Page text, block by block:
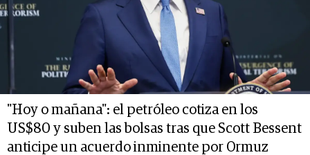
"Hoy o mañana": el petróleo cotiza en los
US$80 y suben las bolsas tras que Scott Bessent
anticipe un acuerdo inminente por Ormuz